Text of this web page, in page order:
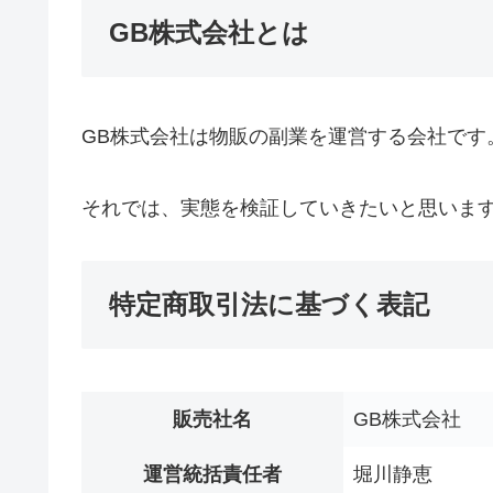
GB株式会社とは
GB株式会社は物販の副業を運営する会社です
それでは、実態を検証していきたいと思いま
特定商取引法に基づく表記
販売社名 GB株式会社
運営統括責任者 堀川静恵